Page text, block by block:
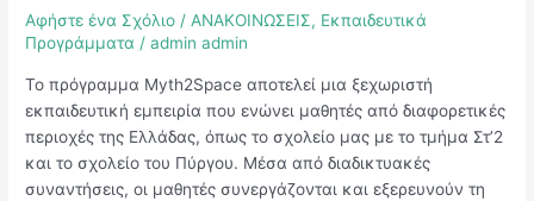
Αφήστε ένα Σχόλιο / ΑΝΑΚΟΙΝΩΣΕΙΣ, Εκπαιδευτικά
Προγράμματα /admin admin
Το πρόγραμμα Myth2Space αποτελεί μια ξεχωριστή
εκπαιδευτική εμπειρία που ενώνει μαθητές από διαφορετικές
περιοχές της Ελλάδας, όπως το σχολείο μας με το τμήμα Στ’2
και το σχολείο του Πύργου. Μέσα από διαδικτυακές
συναντήσεις, οι μαθητές συνεργάζονται και εξερευνούν τη
ΠΡΟΓΡΑΜΜΑ
MYTH2SPACE